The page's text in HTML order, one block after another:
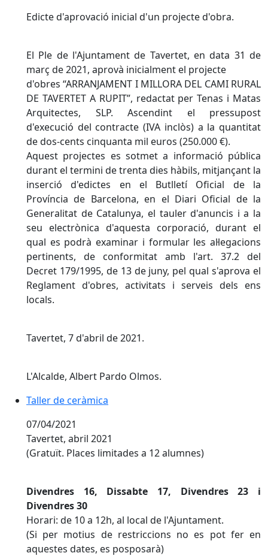
Edicte d'aprovació inicial d'un projecte d'obra.
El Ple de l'Ajuntament de Tavertet, en data 31 de
març de 2021, aprovà inicialment el projecte
d'obres “ARRANJAMENT I MILLORA DEL CAMI RURAL
DE TAVERTET A RUPIT”, redactat per Tenas i Matas
Arquitectes, SLP. Ascendint el pressupost
d'execució del contracte (IVA inclòs) a la quantitat
de dos-cents cinquanta mil euros (250.000 €).
Aquest projectes es sotmet a informació pública
durant el termini de trenta dies hàbils, mitjançant la
inserció d'edictes en el Butlletí Oficial de la
Província de Barcelona, en el Diari Oficial de la
Generalitat de Catalunya, el tauler d'anuncis i a la
seu electrònica d'aquesta corporació, durant el
qual es podrà examinar i formular les al·legacions
pertinents, de conformitat amb l'art. 37.2 del
Decret 179/1995, de 13 de juny, pel qual s'aprova el
Reglament d'obres, activitats i serveis dels ens
locals.
Tavertet, 7 d'abril de 2021.
L'Alcalde, Albert Pardo Olmos.
Taller de ceràmica
07/04/2021
Tavertet, abril 2021
(Gratuït. Places limitades a 12 alumnes)
Divendres 16, Dissabte 17, Divendres 23 i
Divendres 30
Horari: de 10 a 12h, al local de l'Ajuntament.
(Si per motius de restriccions no es pot fer en
aquestes dates, es posposarà)